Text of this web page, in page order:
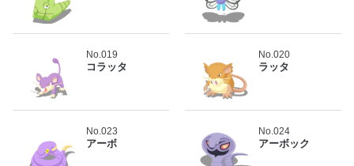
No.019
コラッタ
No.020
ラッタ
No.023
アーボ
No.024
アーボック